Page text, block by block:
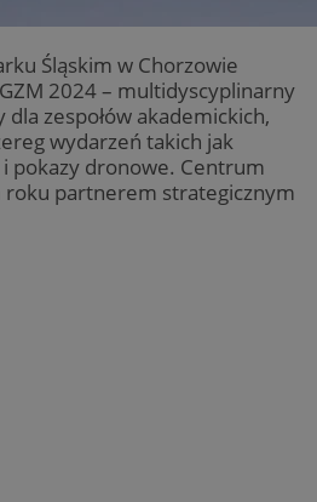
Śląskim w Chorzowie
2024 – multidyscyplinarny
zespołów akademickich,
wydarzeń takich jak
pokazy dronowe. Centrum
roku partnerem strategicznym